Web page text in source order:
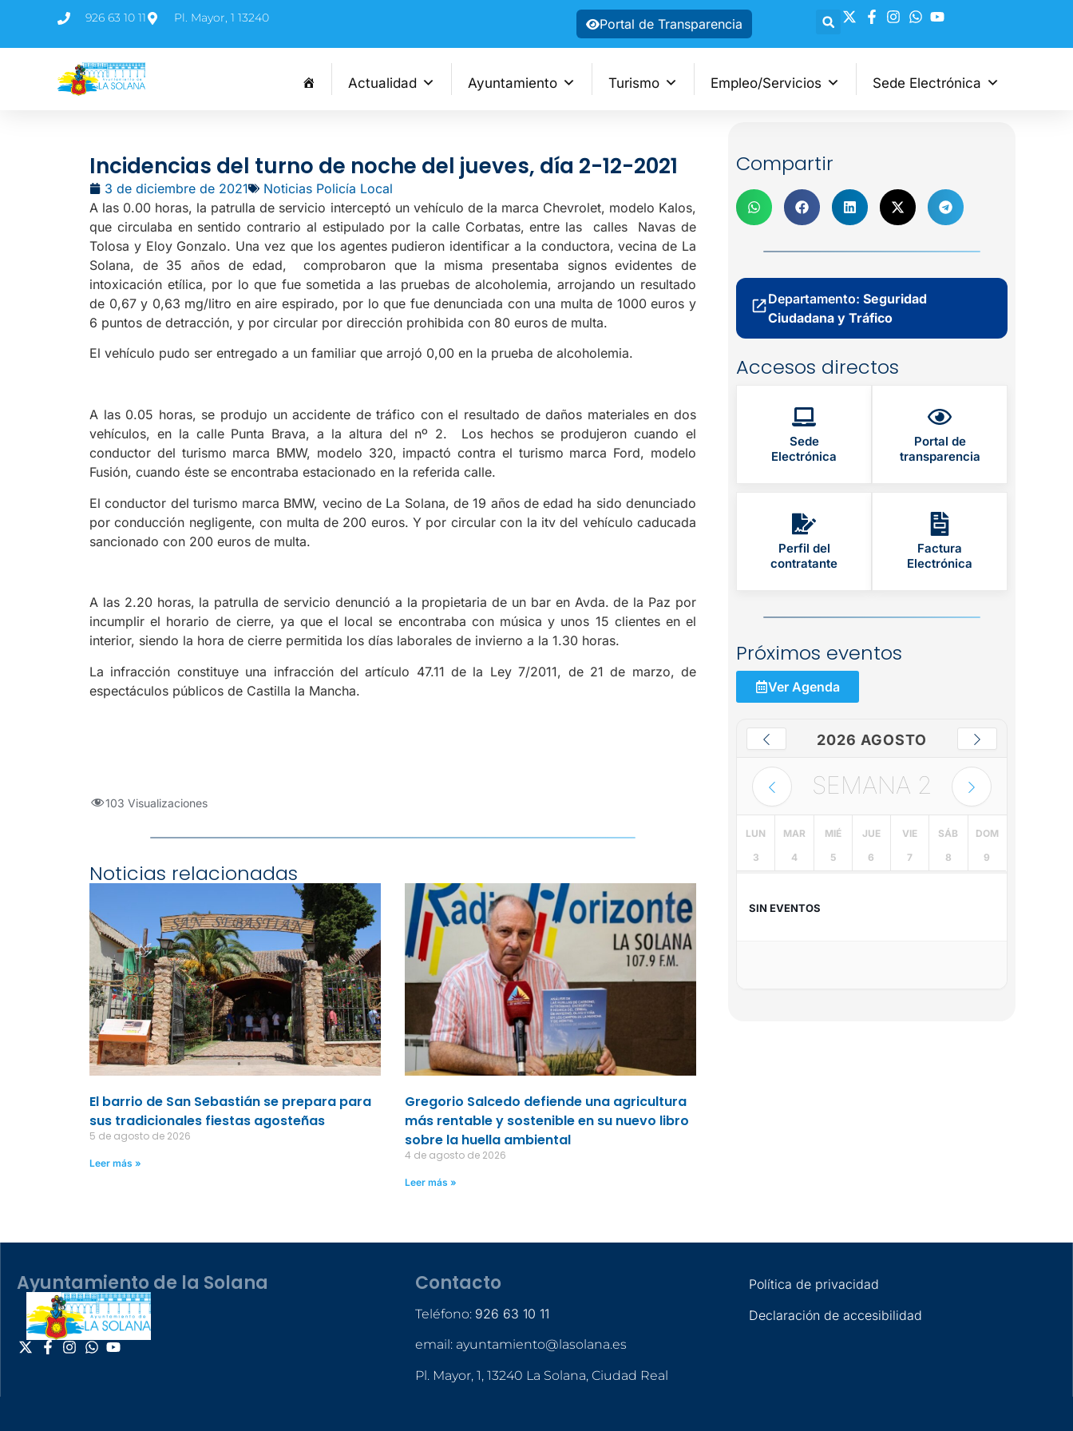
926 63 10 11 Pl. Mayor, 1 13240 Portal de Transparencia
Actualidad Ayuntamiento Turismo Empleo/Servicios Sede Electrónica
Incidencias del turno de noche del jueves, día 2-12-2021
3 de diciembre de 2021
Noticias Policía Local
A las 0.00 horas, la patrulla de servicio interceptó un vehículo de la marca Chevrolet, modelo Kalos,
que circulaba en sentido contrario al estipulado por la calle Corbatas, entre las calles Navas de
Tolosa y Eloy Gonzalo. Una vez que los agentes pudieron identificar a la conductora, vecina de La
Solana, de 35 años de edad, comprobaron que la misma presentaba signos evidentes de
intoxicación etílica, por lo que fue sometida a las pruebas de alcoholemia, arrojando un resultado
de 0,67 y 0,63 mg/litro en aire espirado, por lo que fue denunciada con una multa de 1000 euros y
6 puntos de detracción, y por circular por dirección prohibida con 80 euros de multa.
El vehículo pudo ser entregado a un familiar que arrojó 0,00 en la prueba de alcoholemia.
A las 0.05 horas, se produjo un accidente de tráfico con el resultado de daños materiales en dos
vehículos, en la calle Punta Brava, a la altura del nº 2. Los hechos se produjeron cuando el
conductor del turismo marca BMW, modelo 320, impactó contra el turismo marca Ford, modelo
Fusión, cuando éste se encontraba estacionado en la referida calle.
El conductor del turismo marca BMW, vecino de La Solana, de 19 años de edad ha sido denunciado
por conducción negligente, con multa de 200 euros. Y por circular con la itv del vehículo caducada
sancionado con 200 euros de multa.
A las 2.20 horas, la patrulla de servicio denunció a la propietaria de un bar en Avda. de la Paz por
incumplir el horario de cierre, ya que el local se encontraba con música y unos 15 clientes en el
interior, siendo la hora de cierre permitida los días laborales de invierno a la 1.30 horas.
La infracción constituye una infracción del artículo 47.11 de la Ley 7/2011, de 21 de marzo, de
espectáculos públicos de Castilla la Mancha.
103 Visualizaciones
Noticias relacionadas
El barrio de San Sebastián se prepara para
sus tradicionales fiestas agosteñas
5 de agosto de 2026
Leer más »
Gregorio Salcedo defiende una agricultura
más rentable y sostenible en su nuevo libro
sobre la huella ambiental
4 de agosto de 2026
Leer más »
Compartir
Departamento: Seguridad
Ciudadana y Tráfico
Accesos directos
Sede
Electrónica
Portal de
transparencia
Perfil del
contratante
Factura
Electrónica
Próximos eventos
Ver Agenda
2026 AGOSTO
SEMANA 2
LUN
3
MAR
4
MIÉ
5
JUE
6
VIE
7
SÁB
8
DOM
9
SIN EVENTOS
Ayuntamiento de la Solana Contacto
Teléfono: 926 63 10 11
email: ayuntamiento@lasolana.es
Pl. Mayor, 1, 13240 La Solana, Ciudad Real
Política de privacidad
Declaración de accesibilidad